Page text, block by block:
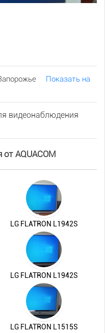
Показать на
видеонаблюдения
AQUACOM
LG FLATRON L1942S
LG FLATRON L1942S
LG FLATRON L1515S